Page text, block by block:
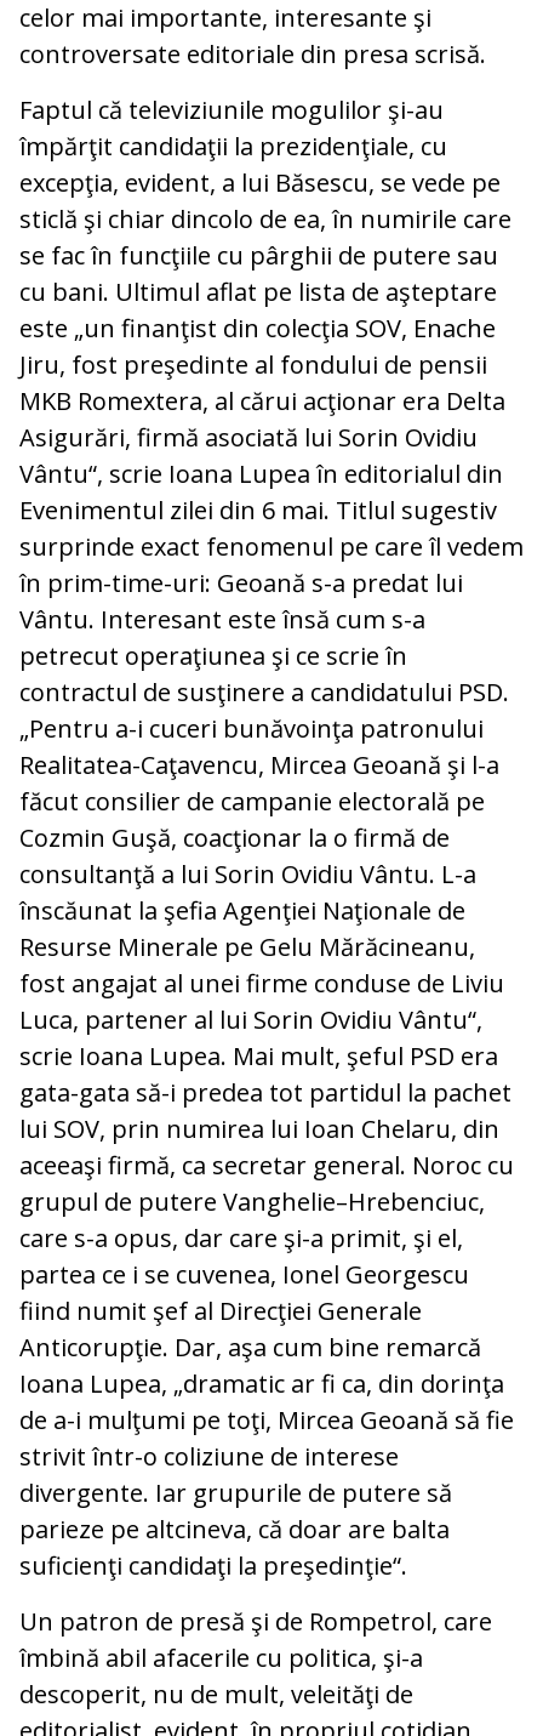
celor mai importante, interesante şi
controversate editoriale din presa scrisă.
Faptul că televiziunile mogulilor şi-au
împărţit candidaţii la prezidenţiale, cu
excepţia, evident, a lui Băsescu, se vede pe
sticlă şi chiar dincolo de ea, în numirile care
se fac în funcţiile cu pârghii de putere sau
cu bani. Ultimul aflat pe lista de aşteptare
este „un finanţist din colecţia SOV, Enache
Jiru, fost preşedinte al fondului de pensii
MKB Romextera, al cărui acţionar era Delta
Asigurări, firmă asociată lui Sorin Ovidiu
Vântu“, scrie Ioana Lupea în editorialul din
Evenimentul zilei din 6 mai. Titlul sugestiv
surprinde exact fenomenul pe care îl vedem
în prim-time-uri: Geoană s-a predat lui
Vântu. Interesant este însă cum s-a
petrecut operaţiunea şi ce scrie în
contractul de susţinere a candidatului PSD.
„Pentru a-i cuceri bunăvoinţa patronului
Realitatea-Caţavencu, Mircea Geoană şi l-a
făcut consilier de campanie electorală pe
Cozmin Guşă, coacţionar la o firmă de
consultanţă a lui Sorin Ovidiu Vântu. L-a
înscăunat la şefia Agenţiei Naţionale de
Resurse Minerale pe Gelu Mărăcineanu,
fost angajat al unei firme conduse de Liviu
Luca, partener al lui Sorin Ovidiu Vântu“,
scrie Ioana Lupea. Mai mult, şeful PSD era
gata-gata să-i predea tot partidul la pachet
lui SOV, prin numirea lui Ioan Chelaru, din
aceeaşi firmă, ca secretar general. Noroc cu
grupul de putere Vanghelie–Hrebenciuc,
care s-a opus, dar care şi-a primit, şi el,
partea ce i se cuvenea, Ionel Georgescu
fiind numit şef al Direcţiei Generale
Anticorupţie. Dar, aşa cum bine remarcă
Ioana Lupea, „dramatic ar fi ca, din dorinţa
de a-i mulţumi pe toţi, Mircea Geoană să fie
strivit într-o coliziune de interese
divergente. Iar grupurile de putere să
parieze pe altcineva, că doar are balta
suficienţi candidaţi la preşedinţie“.
Un patron de presă şi de Rompetrol, care
îmbină abil afacerile cu politica, şi-a
descoperit, nu de mult, veleităţi de